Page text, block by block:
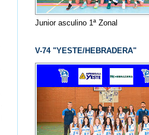
Junior asculino 1ª Zonal
V-74 "YESTE/HEBRADERA"